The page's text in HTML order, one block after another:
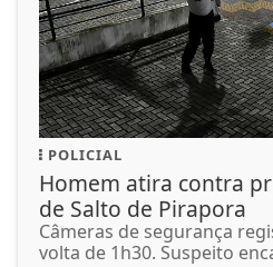
POLICIAL
Homem atira contra
de Salto de Pirapora
Câmeras de segurança
volta de 1h30. Suspeito